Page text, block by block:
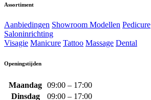
Assortiment
Aanbiedingen Showroom Modellen Pedicure
Saloninrichting
Visagie Manicure Tattoo Massage Dental
Openingstijden
Maandag 09:00 – 17:00
Dinsdag
09:00 – 17:00